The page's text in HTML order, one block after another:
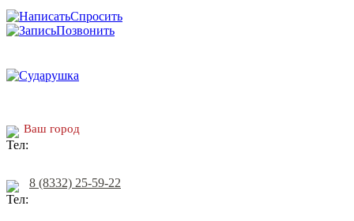
Спросить
Позвонить
Ваш город
8 (8332) 25-59-22